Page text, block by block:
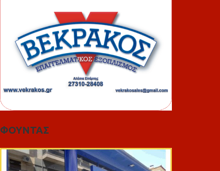
ΦΟΥΝΤΑΣ